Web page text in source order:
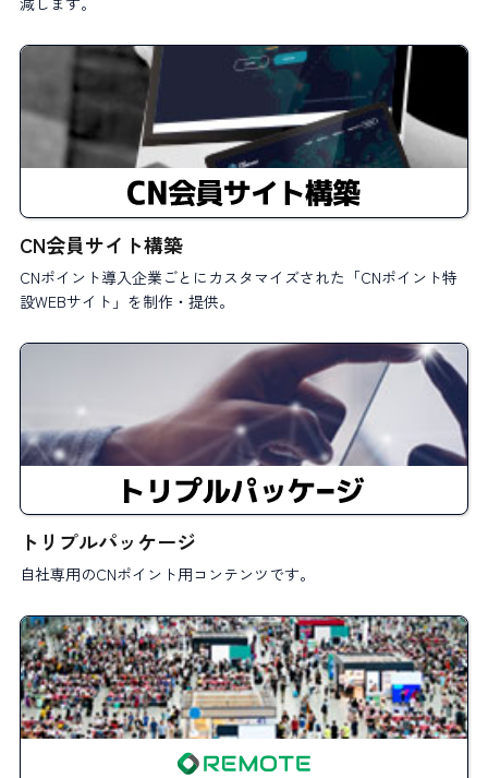
CN会員サイト構築
CNポイント導入企業ごとにカスタマイズされた「CNポイント特
設WEBサイト」を制作・提供。
トリプルパッケージ
自社専用のCNポイント用コンテンツです。